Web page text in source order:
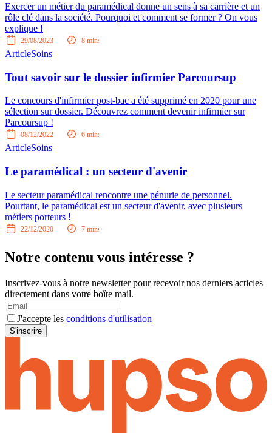
Exercer un métier du paramédical donne un sens à sa carrière et un
rôle clé dans la société. Pourquoi et comment se former ? On vous
explique !
29/08/2023 8 mins
ArticleSoins
Tout savoir sur le dossier infirmier Parcoursup
Le concours d'infirmier post-bac a été supprimé en 2020 pour une
sélection sur dossier. Découvrez comment devenir infirmier sur
Parcoursup !
08/12/2022 6 mins
ArticleSoins
Le paramédical : un secteur d'avenir
Le secteur paramédical rencontre une pénurie de personnel.
Pourtant, le paramédical est un secteur d'avenir, avec plusieurs
métiers porteurs !
22/12/2020 7 mins
Notre contenu vous intéresse ?
Inscrivez-vous à notre newsletter pour recevoir nos derniers acticles
directement dans votre boîte mail.
J'accepte les conditions d'utilisation
S'inscrire